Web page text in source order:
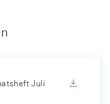
Juli